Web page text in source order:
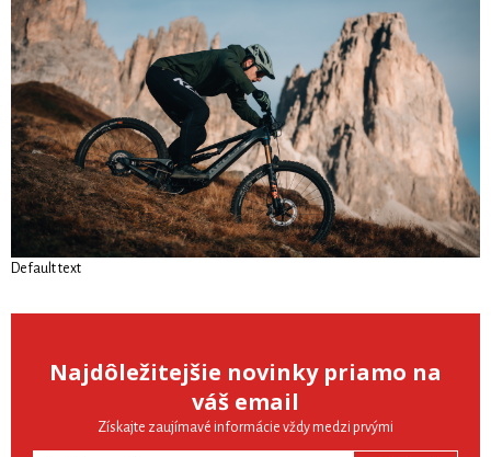
Default text
Najdôležitejšie novinky priamo na
váš email
Získajte zaujímavé informácie vždy medzi prvými